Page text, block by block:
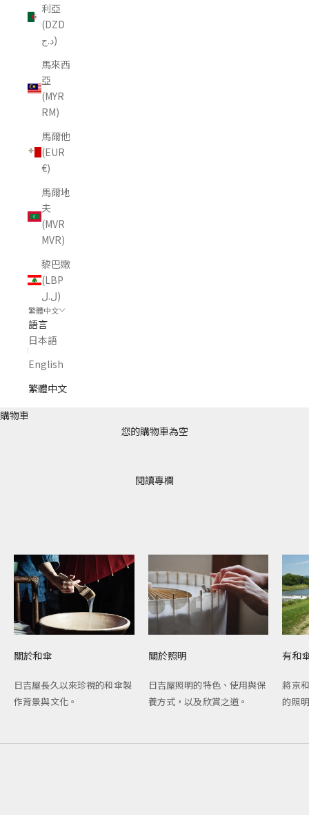
利亞
(DZD
د.ج)
馬來西
亞
(MYR
RM)
馬爾他
(EUR
€)
馬爾地
夫
(MVR
MVR)
黎巴嫩
(LBP
ل.ل)
繁體中文
語言
日本語
English
繁體中文
購物車
您的購物車為空
閱讀專欄
關於和傘
日吉屋長久以來珍視的和傘製
作背景與文化。
關於照明
日吉屋照明的特色、使用與保
養方式，以及欣賞之道。
有和
將京
的照